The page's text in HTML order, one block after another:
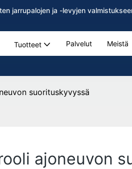
jarrupalojen ja -levyjen
Tuotteet Palvelut Meistä
suorituskyvyssä
ajoneuvon